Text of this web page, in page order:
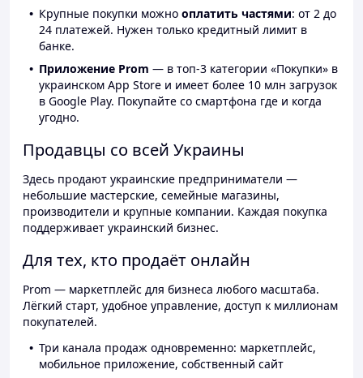
Крупные покупки можно оплатить частями: от 2 до
24 платежей. Нужен только кредитный лимит в
банке.
Приложение Prom — в топ-3 категории «Покупки» в
украинском App Store и имеет более 10 млн загрузок
в Google Play. Покупайте со смартфона где и когда
угодно.
Продавцы со всей Украины
Здесь продают украинские предприниматели —
небольшие мастерские, семейные магазины,
производители и крупные компании. Каждая покупка
поддерживает украинский бизнес.
Для тех, кто продаёт онлайн
Prom — маркетплейс для бизнеса любого масштаба.
Лёгкий старт, удобное управление, доступ к миллионам
покупателей.
Три канала продаж одновременно: маркетплейс,
мобильное приложение, собственный сайт